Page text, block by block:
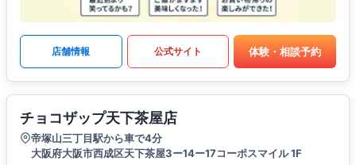
店舗情報 公式サイト 体験・相談予約
チョコザップ天下茶屋店
帝塚山三丁目駅から車で4分
大阪府大阪市西成区天下茶屋3ー14ー17コーポスマイル 1F